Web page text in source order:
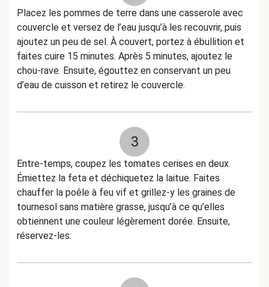
Placez les pommes de terre dans une casserole avec
couvercle et versez de l’eau jusqu’à les recouvrir, puis
ajoutez un peu de sel. À couvert, portez à ébullition et
faites cuire 15 minutes. Après 5 minutes, ajoutez le
chou-rave. Ensuite, égouttez en conservant un peu
d’eau de cuisson et retirez le couvercle.
3
Entre-temps, coupez les tomates cerises en deux.
Émiettez la feta et déchiquetez la laitue. Faites
chauffer la poêle à feu vif et grillez-y les graines de
tournesol sans matière grasse, jusqu’à ce qu’elles
obtiennent une couleur légèrement dorée. Ensuite,
réservez-les.